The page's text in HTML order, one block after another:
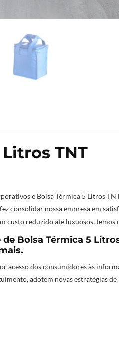
TNT
e Bolsa Térmica 5 Litros
consolidar nossa empresa em
custo reduzido até luxuosos,
Bolsa Térmica 5
acesso dos consumidores às
adotem novas estratégias